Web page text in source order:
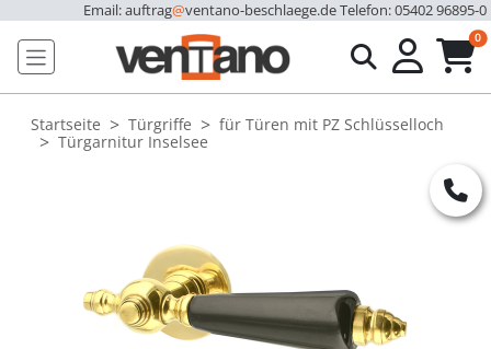
Email: auftrag@ventano-beschlaege.deTelefon: 05402 96895-0
0
Startseite Türgriffe
für Türen mit PZ Schlüsselloch
Türgarnitur Inselsee